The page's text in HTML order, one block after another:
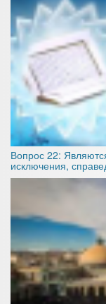
Вопрос 22:
исключения,